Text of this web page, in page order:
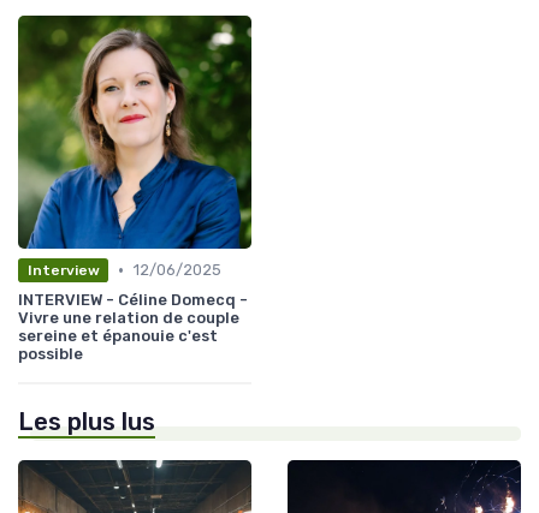
Interview • 12/06/2025
INTERVIEW - Céline Domecq -
Vivre une relation de couple
sereine et épanouie c'est
possible
Les plus lus